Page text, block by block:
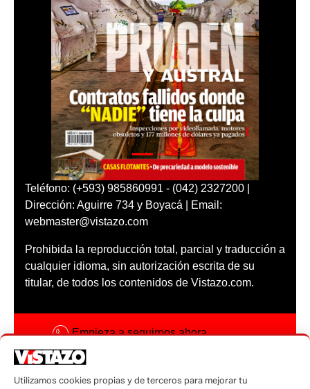
Teléfono: (+593) 985860991 - (042) 2327200 |
Dirección: Aguirre 734 y Boyacá | Email:
webmaster@vistazo.com
Prohibida la reproducción total, parcial y traducción a
cualquier idioma, sin autorización escrita de su
titular, de todos los contenidos de Vistazo.com.
Empieza a seguirnos ahora
Código ética
Utilizamos cookies propias y de terceros para mejorar tu